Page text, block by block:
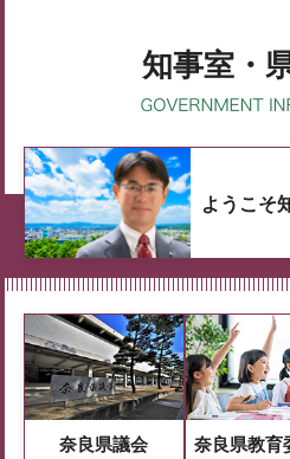
知事室・
ようこそ
奈良県議会 奈良県教育